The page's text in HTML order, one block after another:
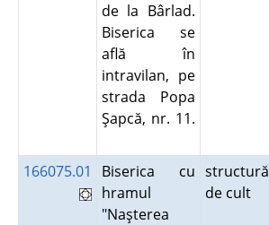
de la Bârlad.
Biserica se
află în
intravilan, pe
strada Popa
Şapcă, nr. 11.
166075.01
Biserica cu
hramul
"Naşterea
structură
de cult